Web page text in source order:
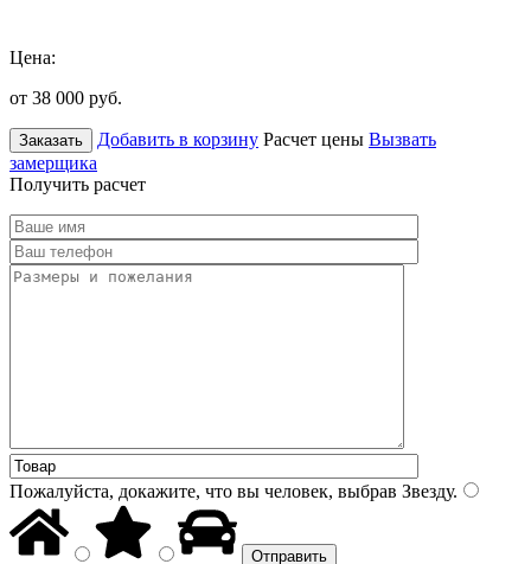
Цена:
от 38 000 руб.
Заказать Добавить в корзину Расчет цены Вызвать
замерщика
Получить расчет
Пожалуйста, докажите, что вы человек, выбрав Звезду.